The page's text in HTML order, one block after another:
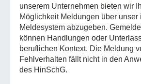
unserem Unternehmen bieten wir
Möglichkeit Meldungen über unser
Meldesystem abzugeben.
können Handlungen oder
beruflichen Kontext. Die Meldung
Fehlverhalten fällt nicht in den
des HinSchG.